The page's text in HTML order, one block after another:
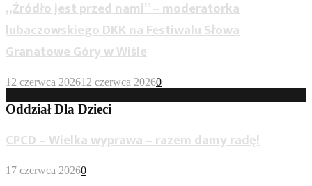
„Źródło jest przed nami” – moderatorka
lubaczowskiego DKK na Festiwalu Słowa
Granatowe Góry w Wiśle
12 czerwca 202612 czerwca 20260
Oddział Dla Dzieci
CPCD – Wielka wyprawa – razem damy radę!
17 czerwca 20260